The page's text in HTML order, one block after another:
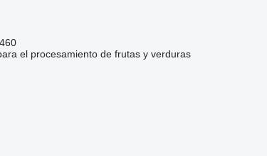
el procesamiento de frutas y verduras